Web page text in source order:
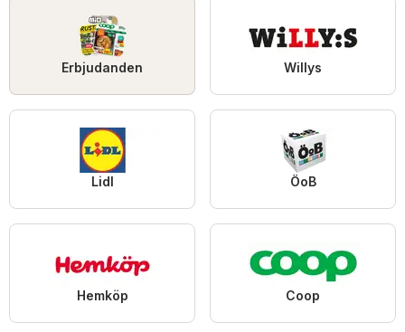
Erbjudanden Willys
Lidl ÖoB
Hemköp Coop